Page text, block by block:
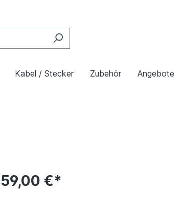
Kabel / Stecker Zubehör Angebote
59,00 €*